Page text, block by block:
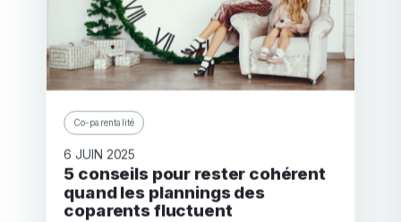
Co-parentalité
6 JUIN 2025
5 conseils pour rester cohérent
quand les plannings des
coparents fluctuent